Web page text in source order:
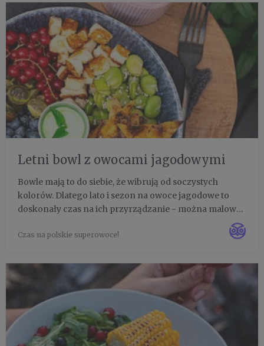
Letni bowl z owocami jagodowymi
Bowle mają to do siebie, że wibrują od soczystych
kolorów. Dlatego lato i sezon na owoce jagodowe to
doskonały czas na ich przyrządzanie - można malować
fioletów i zieleni. A że jemy oczami, to trudno się będzie
Czas na polskie superowoce!